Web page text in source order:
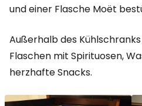
und einer Flasche Moët
Außerhalb des
Flaschen mit Spirituosen,
herzhafte Snacks.